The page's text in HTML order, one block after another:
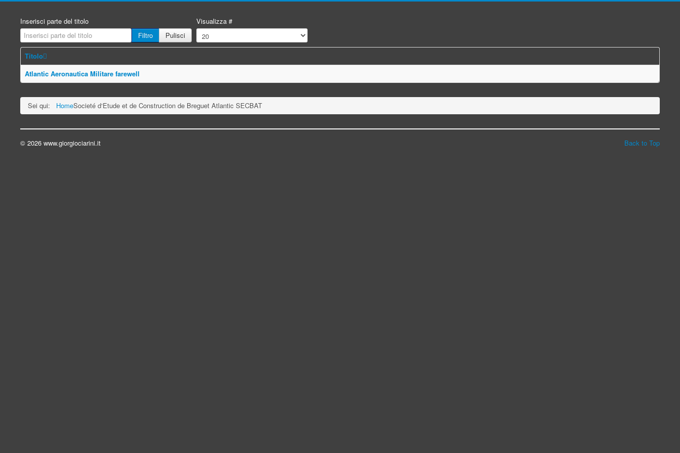
Inserisci parte del titolo
Filtro
Pulisci
Visualizza #
Titolo
Atlantic Aeronautica Militare farewell
Sei qui: HomeSocieté d‘Etude et de Construction de Breguet Atlantic SECBAT
Back to Top
© 2026 www.giorgiociarini.it